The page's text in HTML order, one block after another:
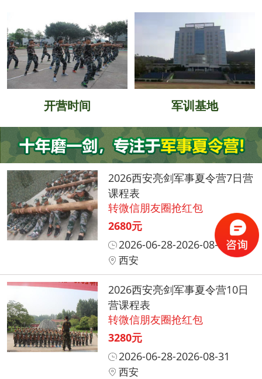
开营时间 军训基地
2026西安亮剑军事夏令营7日营
课程表
转微信朋友圈抢红包
2680元
2026-06-28-2026-08-31
西安
2026西安亮剑军事夏令营10日
营课程表
转微信朋友圈抢红包
3280元
2026-06-28-2026-08-31
西安